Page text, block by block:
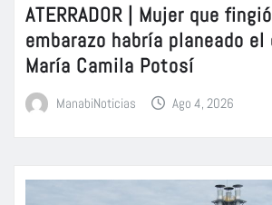
ATERRADOR | Mujer que
embarazo habría planeado el
María Camila Potosí
ManabiNoticias Ago 4, 2026